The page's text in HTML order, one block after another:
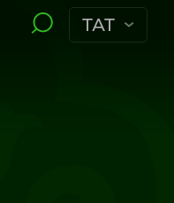
ТАТ